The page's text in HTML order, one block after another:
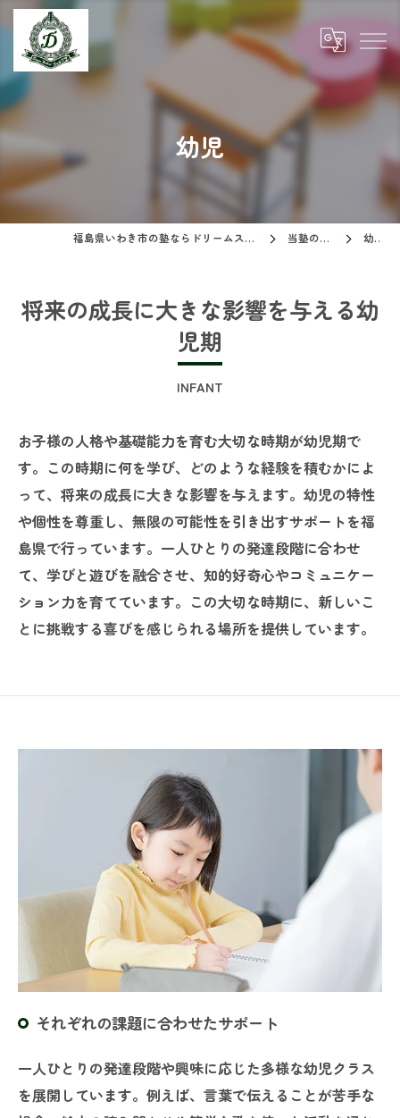
幼児
福島県いわき市の塾ならドリームスクール 当塾の特徴 幼児
将来の成長に大きな影響を与える幼
児期
INFANT
お子様の人格や基礎能力を育む大切な時期が幼児期で
す。この時期に何を学び、どのような経験を積むかによ
って、将来の成長に大きな影響を与えます。幼児の特性
や個性を尊重し、無限の可能性を引き出すサポートを福
島県で行っています。一人ひとりの発達段階に合わせ
て、学びと遊びを融合させ、知的好奇心やコミュニケー
ション力を育てています。この大切な時期に、新しいこ
とに挑戦する喜びを感じられる場所を提供しています。
それぞれの課題に合わせたサポート
一人ひとりの発達段階や興味に応じた多様な幼児クラス
を展開しています。例えば、言葉で伝えることが苦手な